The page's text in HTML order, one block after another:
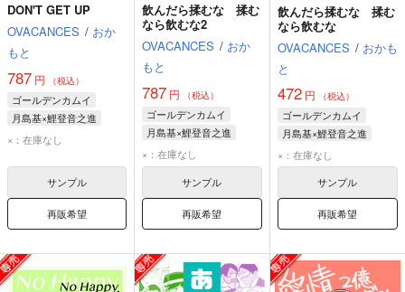
DON'T GET UP
OVACANCES / おか
もと
787 円 （税込）
ゴールデンカムイ
月島基×鯉登音之進
月島基
鯉登音之進
×：在庫なし
サンプル
再販希望
飲んだら揉むな 揉む
なら飲むな2
OVACANCES / おか
もと
787 円 （税込）
ゴールデンカムイ
月島基×鯉登音之進
月島基
鯉登音之進
×：在庫なし
サンプル
再販希望
飲んだら揉むな 揉む
なら飲むな
OVACANCES / おかも
と
472円 （税込）
ゴールデンカムイ
月島基×鯉登音之進
月島基
鯉登音之進
×：在庫なし
サンプル
再販希望